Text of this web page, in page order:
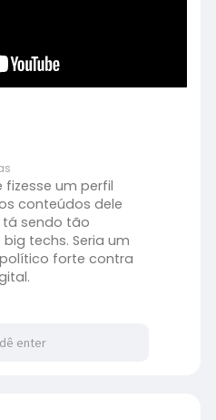
fizesse um perfil
conteúdos dele
tá sendo tão
techs. Seria um
forte contra